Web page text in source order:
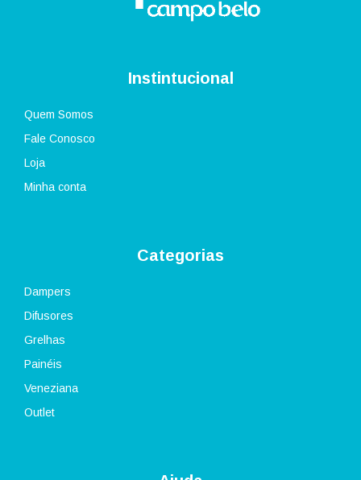
Instintucional
Quem Somos
Fale Conosco
Loja
Minha conta
Categorias
Dampers
Difusores
Grelhas
Painéis
Veneziana
Outlet